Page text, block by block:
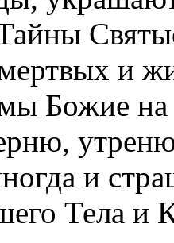
и
Божие на
и
Тела